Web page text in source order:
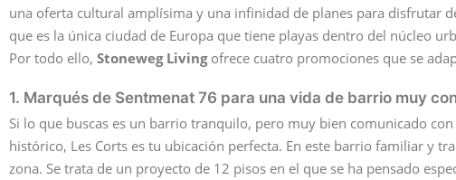
una oferta cultural amplísima y una infinidad de planes para disfrutar
que es la única ciudad de Europa que tiene playas dentro del núcleo
Por todo ello, Stoneweg Living ofrece cuatro promociones que se
1. Marqués de Sentmenat 76 para una vida de barrio muy
Si lo que buscas es un barrio tranquilo, pero muy bien comunicado
histórico, Les Corts es tu ubicación perfecta. En este barrio familiar y
zona. Se trata de un proyecto de 12 pisos en el que se ha pensado